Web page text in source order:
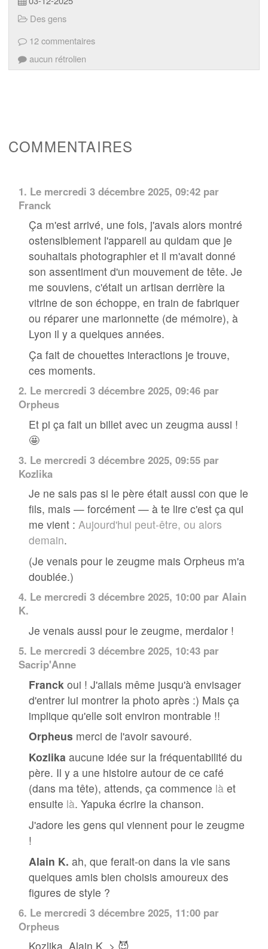
Des gens
12 commentaires
aucun rétrolien
COMMENTAIRES
1. Le mercredi 3 décembre 2025, 09:42 par
Franck
Ça m'est arrivé, une fois, j'avais alors montré
ostensiblement l'appareil au quidam que je
souhaitais photographier et il m'avait donné
son assentiment d'un mouvement de tête. Je
me souviens, c'était un artisan derrière la
vitrine de son échoppe, en train de fabriquer
ou réparer une marionnette (de mémoire), à
Lyon il y a quelques années.
Ça fait de chouettes interactions je trouve,
ces moments.
2. Le mercredi 3 décembre 2025, 09:46 par
Orpheus
Et pi ça fait un billet avec un zeugma aussi !
🤩
3. Le mercredi 3 décembre 2025, 09:55 par
Kozlika
Je ne sais pas si le père était aussi con que le
fils, mais — forcément — à te lire c'est ça qui
me vient :Aujourd'hui peut-être, ou alors
demain.
(Je venais pour le zeugme mais Orpheus m'a
doublée.)
4. Le mercredi 3 décembre 2025, 10:00 par Alain
K.
Je venais aussi pour le zeugme, merdalor !
5. Le mercredi 3 décembre 2025, 10:43 par
Sacrip'Anne
Franck oui ! J'allais même jusqu'à envisager
d'entrer lui montrer la photo après :) Mais ça
implique qu'elle soit environ montrable !!
Orpheus merci de l'avoir savouré.
Kozlika aucune idée sur la fréquentabilité du
père. Il y a une histoire autour de ce café
(dans ma tête), attends, ça commence là et
ensuite là. Yapuka écrire la chanson.
J'adore les gens qui viennent pour le zeugme
!
Alain K. ah, que ferait-on dans la vie sans
quelques amis bien choisis amoureux des
figures de style ?
6. Le mercredi 3 décembre 2025, 11:00 par
Orpheus
Kozlika, Alain K. > 😈